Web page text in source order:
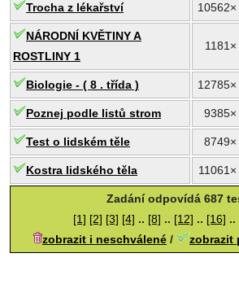
Trocha z lékařství 10562×
NÁRODNÍ KVĚTINY A
ROSTLINY 1
1181×
Biologie - ( 8 . třída ) 12785×
Poznej podle listů strom 9385×
Test o lidském těle 8749×
Kostra lidského těla 11061×
Zadání odpovídá 687
[1] [2] [3] [4] .. [8] .. [12] .. [16] ..
zobrazit i neschválené / zobrazit